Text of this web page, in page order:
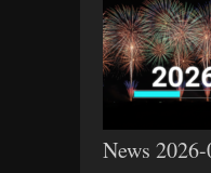
News 2026-